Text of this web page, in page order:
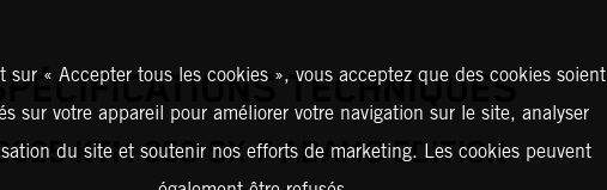
TECHNIQUES
KTM 250 SX-F ADAMO EDITION
sur « Accepter tous les cookies », vous acceptez que des cookies soient
sur votre appareil pour améliorer votre navigation sur le site, analyser
du site et soutenir nos efforts de marketing. Les cookies peuvent